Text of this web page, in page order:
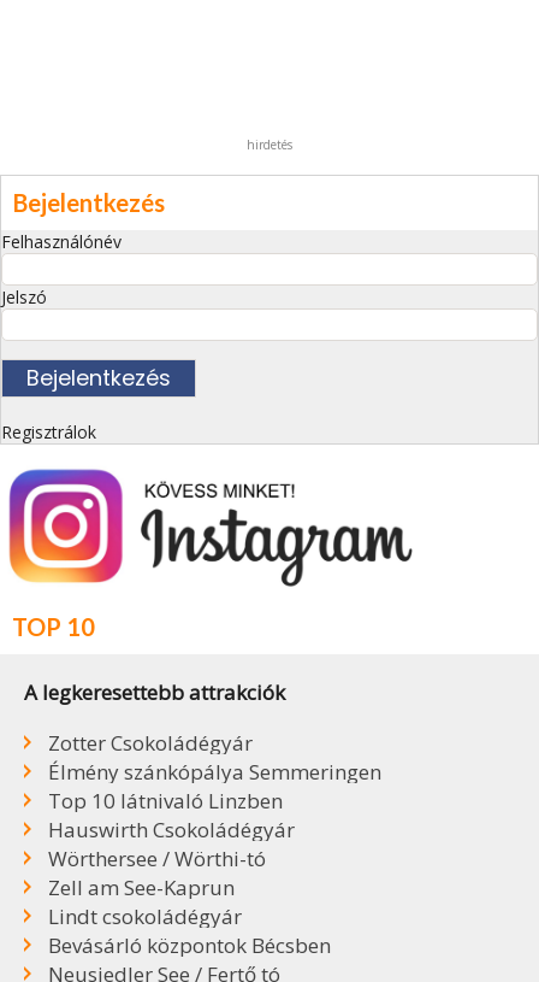
hirdetés
Bejelentkezés
Felhasználónév
Jelszó
Regisztrálok
TOP 10
A legkeresettebb attrakciók
Zotter Csokoládégyár
Élmény szánkópálya Semmeringen
Top 10 látnivaló Linzben
Hauswirth Csokoládégyár
Wörthersee / Wörthi-tó
Zell am See-Kaprun
Lindt csokoládégyár
Bevásárló központok Bécsben
Neusiedler See / Fertő tó